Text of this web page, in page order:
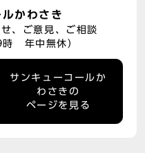
かわさき
、ご意見、ご相談
時 年中無休）
サンキューコールか
わさきの
ページを見る